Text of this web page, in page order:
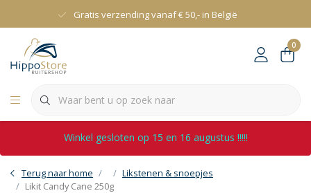
Gratis verzending vanaf € 50,- in België
0
Winkel gesloten op 15 en 16 augustus !!!!!
Terug naar home
Likstenen & snoepjes
Likit Candy Cane 250g